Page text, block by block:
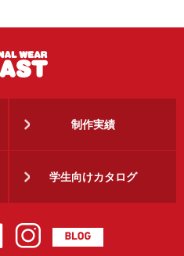
制作実績
学生向けカタログ